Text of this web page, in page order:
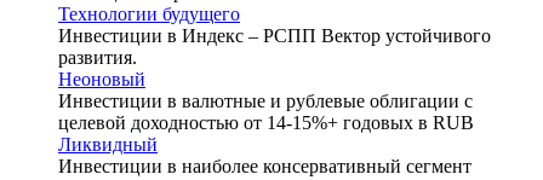
Технологии будущего
Инвестиции в Индекс – РСПП Вектор устойчивого
развития.
Неоновый
Инвестиции в валютные и рублевые облигации с
целевой доходностью от 14-15%+ годовых в RUB
Ликвидный
Инвестиции в наиболее консервативный сегмент